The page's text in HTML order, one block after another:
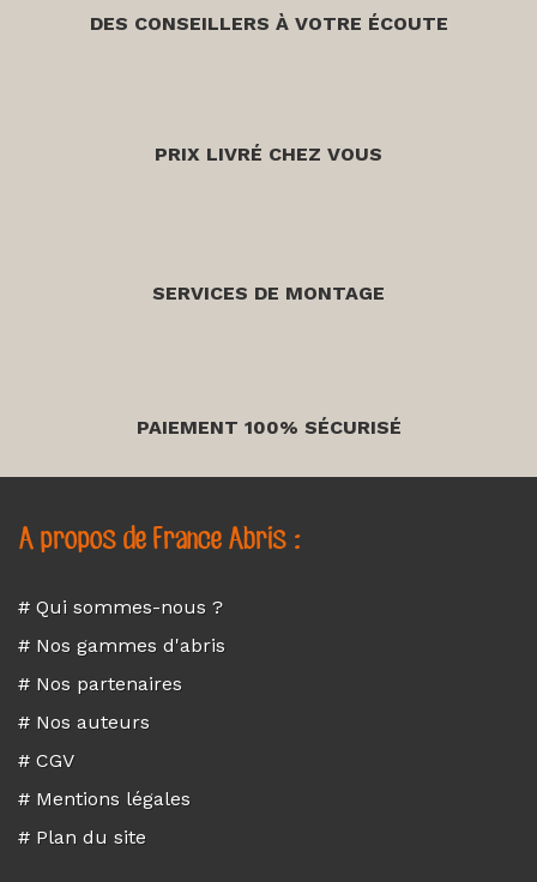
DES CONSEILLERS À VOTRE ÉCOUTE
PRIX LIVRÉ CHEZ VOUS
SERVICES DE MONTAGE
PAIEMENT 100% SÉCURISÉ
A propos de France Abris :
# Qui sommes-nous ?
# Nos gammes d'abris
# Nos partenaires
# Nos auteurs
# CGV
# Mentions légales
# Plan du site